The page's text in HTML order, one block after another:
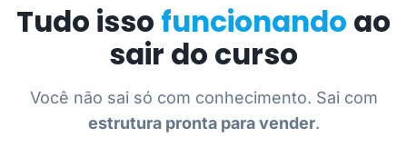
Tudo isso funcionando ao
sair do curso
Você não sai só com conhecimento. Sai com
estrutura pronta para vender.